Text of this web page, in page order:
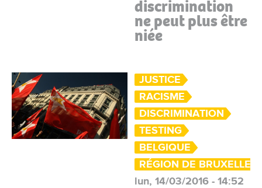
discrimination
ne peut plus être
niée
JUSTICE
RACISME
DISCRIMINATION
TESTING
BELGIQUE
RÉGION DE
lun, 14/03/2016 - 14:52